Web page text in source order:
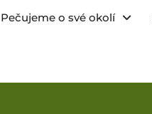
Pečujeme o své okolí